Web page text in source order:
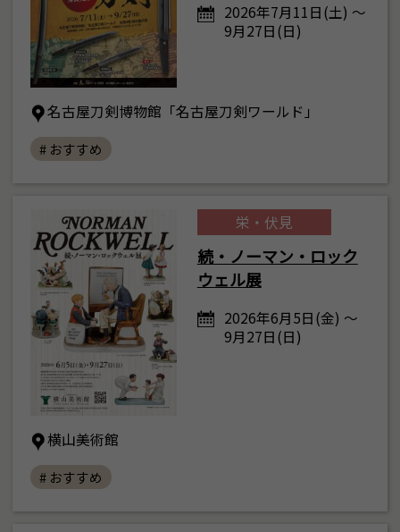
2026年7月11日(土) ～
9月27日(日)
名古屋刀剣博物館「名古屋刀剣ワールド」
# おすすめ
栄・伏見
続・ノーマン・ロック
ウェル展
2026年6月5日(金) ～
9月27日(日)
横山美術館
# おすすめ